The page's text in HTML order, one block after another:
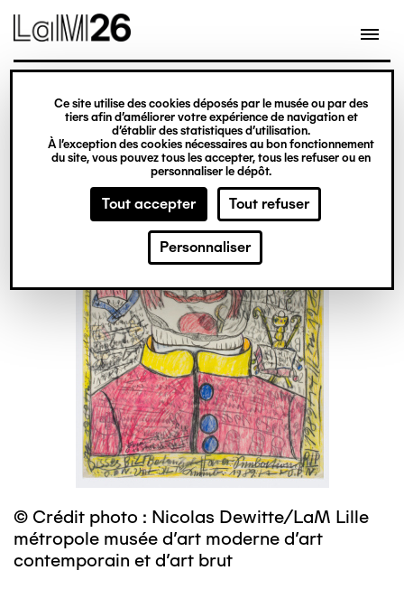
Gestion des cookies
Ce site utilise des cookies déposés par le musée ou par des
tiers afin d’améliorer votre expérience de navigation et
d’établir des statistiques d’utilisation.
À l’exception des cookies nécessaires au bon fonctionnement
du site, vous pouvez tous les accepter, tous les refuser ou en
personnaliser le dépôt.
Tout accepter Tout refuser
Personnaliser
contenu
© Crédit photo : Nicolas Dewitte/LaM Lille
métropole musée d’art moderne d’art
contemporain et d’art brut